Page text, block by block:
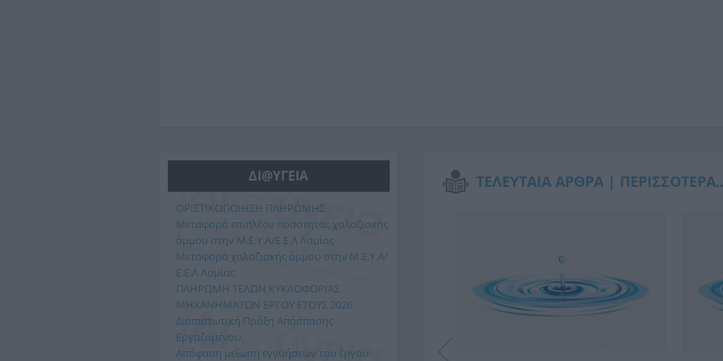
ΔΙ@ΥΓΕΙΑ
ΟΡΙΣΤΙΚΟΠΟΙΗΣΗ ΠΛΗΡΩΜΗΣ
Μεταφορά επιπλέον ποσότητας χαλαζιακής
άμμου στην Μ.Ε.Υ.Α/Ε.Ε.Λ Λαμίας
Μεταφορά χαλαζιακής άμμου στην Μ.Ε.Υ.Α/
Ε.Ε.Λ Λαμίας
ΠΛΗΡΩΜΗ ΤΕΛΩΝ ΚΥΚΛΟΦΟΡΙΑΣ
ΜΗΧΑΝΗΜΑΤΩΝ ΕΡΓΟΥ ΕΤΟΥΣ 2026
Διαπιστωτική Πράξη Απόσπασης
Εργαζομένου.
Απόφαση μείωση εγγυήσεων του έργου:
ΤΕΛΕΥΤΑΙΑ ΑΡΘΡΑ |